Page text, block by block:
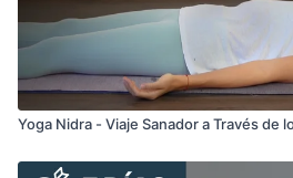
Yoga Nidra - Viaje Sanador a Través de